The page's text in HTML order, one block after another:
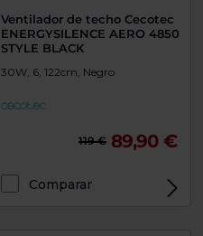
Ventilador de techo Cecotec
ENERGYSILENCE AERO 4850
STYLE BLACK
30W, 6, 122cm, Negro
119 € 89,90 €
Comparar